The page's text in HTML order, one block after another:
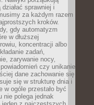
sprawniej i
za każdym razem
kroków.
gdy automatyzm
w dłuższej
koncentracji albo
zadań,
zarywanie nocy,
czy unikanie
dane zachowanie się
się w strukturę dnia i
ogóle przestało być
nie polega jednak